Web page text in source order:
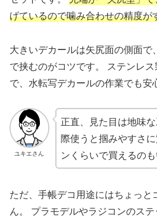
げているので噛み合わせの精度が
大きいデカールは矢尻面の側面
で挟むのがコツです。 ステンレ
で、水転写デカールの作業でも安
ユキエさん
正直、見た目は地味
際使うと掴みやすさ
ンくらいで買えるの
ただ、手帳デコ用途にはちょっと
ん。 プラモデルやラジコンのス